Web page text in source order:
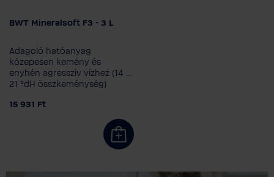
Kiszerelés mérete
BWT Mineralsoft F3 - 3 L
Adagoló hatóanyag
közepesen kemény és
enyhén agresszív vízhez (14 -
21 °dH összkeménység)
15 931 Ft